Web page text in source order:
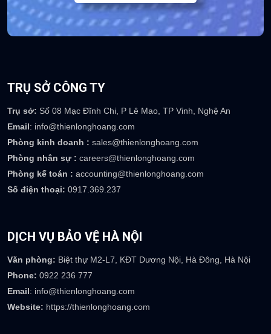
TRỤ SỞ CÔNG TY
Trụ sở: Số 08 Mạc Đĩnh Chi, P Lê Mao, TP Vinh, Nghệ An
Email: info@thienlonghoang.com
Phòng kinh doanh : sales@thienlonghoang.com
Phòng nhân sự : careers@thienlonghoang.com
Phòng kế toán : accounting@thienlonghoang.com
Số điện thoại: 0917.369.237
DỊCH VỤ BẢO VỆ HÀ NỘI
Văn phòng: Biệt thự M2-L7, KĐT Dương Nội, Hà Đông, Hà Nội
Phone: 0922 236 777
Email: info@thienlonghoang.com
Website: https://thienlonghoang.com